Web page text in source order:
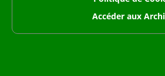
Accéder aux